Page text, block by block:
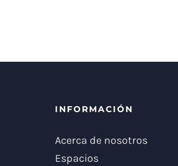
INFORMACIÓN
Acerca de nosotros
Espacios